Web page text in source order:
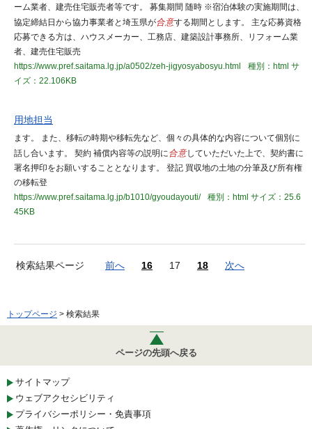
ーム業者、建売住宅販売者等です。 募集期間 随時 ※宿泊体験の実施期間は、
協定締結日から協力事業者と埼玉県が合意する期間とします。 主な応募資格
応募できる方は、ハウスメーカー、工務店、建築設計事務所、リフォーム業
者、建売住宅販売
https://www.pref.saitama.lg.jp/a0502/zeh-jigyosyabosyu.html
種別：html サ
イズ：22.106KB
用地担当
ます。 また、移転の時期や移転先など、個々の具体的な内容について個別に
話し合います。 契約 補償内容等の説明に合意していただいた上で、契約書に
署名押印をお願いすることとなります。 登記 買収地の土地の分筆及び所有権
の移転登
https://www.pref.saitama.lg.jp/b1010/gyoudayouti/
種別：html サイズ：25.6
45KB
検索結果ページ 前へ 16 17 18 次へ
トップページ > 検索結果
ページの先頭へ戻る
サイトマップ
ウェブアクセシビリティ
プライバシーポリシー・免責事項